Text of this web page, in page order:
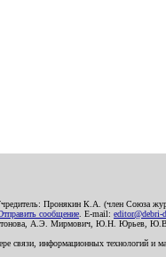
Пронякин К.А. (член Союза
сообщение . E-mail: editor@debri-
А.Э. Мирмович, Ю.Н.
связи, информационных технологий и